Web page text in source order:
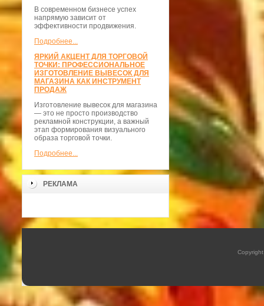
В современном бизнесе успех
напрямую зависит от
эффективности продвижения.
Подробнее...
ЯРКИЙ АКЦЕНТ ДЛЯ ТОРГОВОЙ
ТОЧКИ: ПРОФЕССИОНАЛЬНОЕ
ИЗГОТОВЛЕНИЕ ВЫВЕСОК ДЛЯ
МАГАЗИНА КАК ИНСТРУМЕНТ
ПРОДАЖ
Изготовление вывесок для магазина
— это не просто производство
рекламной конструкции, а важный
этап формирования визуального
образа торговой точки.
Подробнее...
РЕКЛАМА